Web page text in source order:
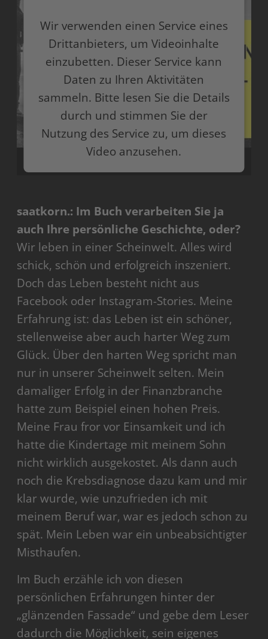
Wir verwenden einen Service eines
Drittanbieters, um Videoinhalte
einzubetten. Dieser Service kann
Daten zu Ihren Aktivitäten
sammeln. Bitte lesen Sie die Details
durch und stimmen Sie der
Nutzung des Service zu, um dieses
Video anzusehen.
Akzeptieren
powered by
Usercentrics Consent Management
Platform
saatkorn.: Im Buch verarbeiten Sie ja
auch Ihre persönliche Geschichte, oder?
Wir leben in einer Scheinwelt. Alles wird
schick, schön und erfolgreich inszeniert.
Doch das Leben besteht nicht aus
Facebook oder Instagram-Stories. Meine
Erfahrung ist: das Leben ist ein schöner,
stellenweise aber auch harter Weg zum
Glück. Über den harten Weg spricht man
nur in unserer Scheinwelt selten. Mein
damaliger Erfolg in der Finanzbranche
hatte zum Beispiel einen hohen Preis.
Meine Frau fror vor Einsamkeit und ich
hatte die Kindertage mit meinem Sohn
nicht wirklich ausgekostet. Als dann auch
noch die Krebsdiagnose dazu kam und mir
klar wurde, wie unzufrieden ich mit
meinem Beruf war, war es jedoch schon zu
spät. Mein Leben war ein unbeabsichtigter
Misthaufen.
Im Buch erzähle ich von diesen
persönlichen Erfahrungen hinter der
„glänzenden Fassade“ und gebe dem Leser
dadurch die Möglichkeit, sein eigenes